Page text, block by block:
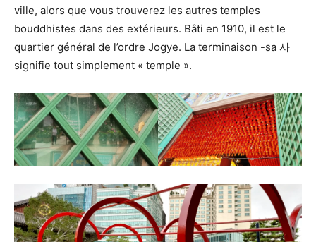
ville, alors que vous trouverez les autres temples
bouddhistes dans des extérieurs. Bâti en 1910, il est le
quartier général de l’ordre Jogye. La terminaison -sa 사
signifie tout simplement « temple ».